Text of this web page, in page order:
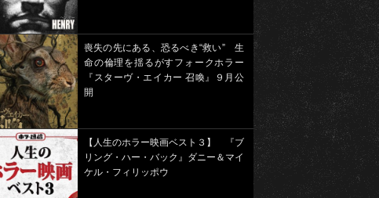
喪失の先にある、恐るべき“救い” 生
命の倫理を揺るがすフォークホラー
『スターヴ・エイカー 召喚』９月公
開
【人生のホラー映画ベスト３】 『ブ
リング・ハー・バック』ダニー＆マイ
ケル・フィリッポウ